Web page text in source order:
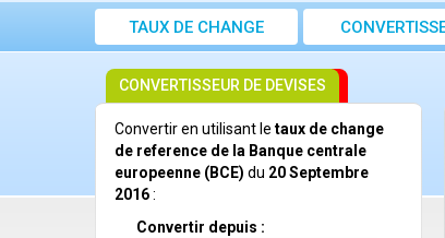
TAUX DE CHANGE
CONVERTISSEUR DE DEVISES
Convertir en utilisant le taux de change
de reference de la Banque centrale
europeenne (BCE) du 20 Septembre
2016:
Convertir depuis :